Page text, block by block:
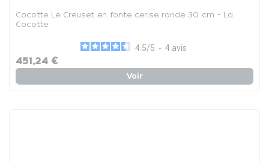
Cocotte Le Creuset en fonte cerise ronde 30 cm - La
Cocotte
4.5/5 - 4 avis
451,24 €
Voir